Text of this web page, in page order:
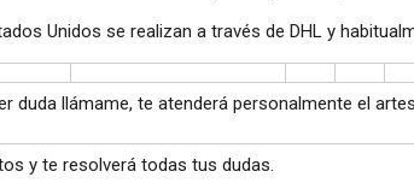
Unidos se realizan a través de DHL y
duda llámame, te atenderá personalmente el
y te resolverá todas tus dudas.